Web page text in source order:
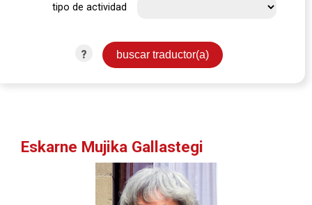
tipo de actividad
?
Eskarne Mujika Gallastegi